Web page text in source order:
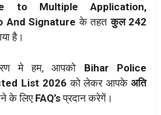
to Multiple Application,
And Signatureके तहतकुल 242
है।
मे हम, आपको Bihar Police
List 2026को लेकर आपकेअति
के लिए FAQ’sप्रदान करेगें।